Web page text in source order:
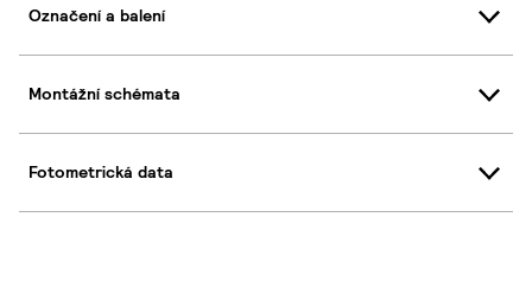
Označení a balení
Montážní schémata
Fotometrická data